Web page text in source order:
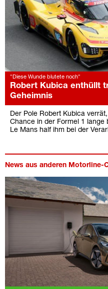
"Diese Wunde blutete noch"
Robert Kubica enthüllt
Geheimnis
Der Pole Robert Kubica
Chance in der Formel 1 lange
Le Mans half ihm bei der
News aus anderen Motorline-